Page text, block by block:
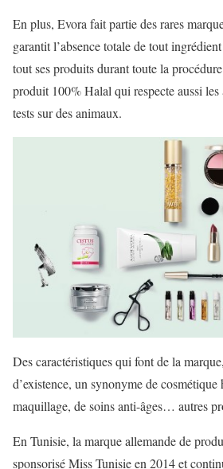
En plus, Evora fait partie des rares
garantit l’absence totale de tout
tout ses produits durant toute la
produit 100% Halal qui respecte aussi
tests sur des animaux.
Des caractéristiques qui font de la
d’existence, un synonyme de cosmétique
maquillage, de soins anti-âges… autres
En Tunisie, la marque allemande de
sponsorisé Miss Tunisie en 2014 et